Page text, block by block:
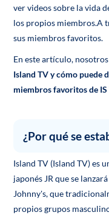
ver videos sobre la vida
los propios miembros.A
sus miembros favoritos.
En este artículo, nosotros
Island TV y cómo puede
miembros favoritos de IS
¿Por qué se
Island TV (Island TV) es
japonés JR que se
Johnny's, que
propios grupos